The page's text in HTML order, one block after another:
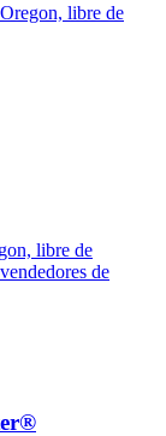
libre de
libre de
de